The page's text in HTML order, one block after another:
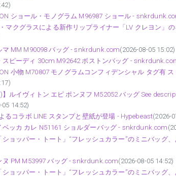
ショール・モノグラム M96987 ショール -
マクグラスによる新作リップライナー「LV クレヨン」
マ MM M90098 バッグ - snkrdunk.com(2026-08-05 15:02)
スピーディ 30cm M92642 ボストンバッグ -
小物 M70807 モノグラムコンフィデンシャル タグ有
)】ルイヴィトン エピ ポンヌフ M52052 バッグ See
05 14:52)
るコラボ LINE スタンプと壁紙が登場 - Hypebeast(2026-
ベッカ カレ N51161 ショルダーバッグ - snkrdunk.com
ョッパー・トート」“フレッシュカラー”のミニバッグ
ヌ PM M53997 バッグ - snkrdunk.com(2026-08-05 14:52)
ョッパー・トート」“フレッシュカラー”のミニバッグ